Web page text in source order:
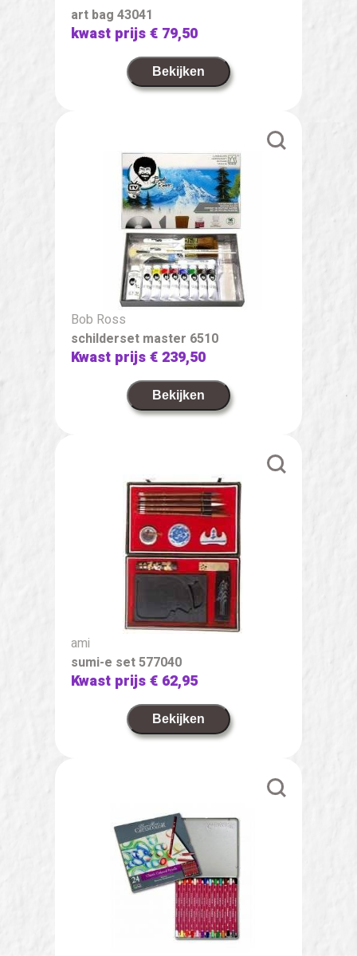
art bag 43041
kwast prijs€ 79,50
Bekijken
Bob Ross
schilderset master 6510
Kwast prijs€ 239,50
Bekijken
ami
sumi-e set 577040
Kwast prijs€ 62,95
Bekijken